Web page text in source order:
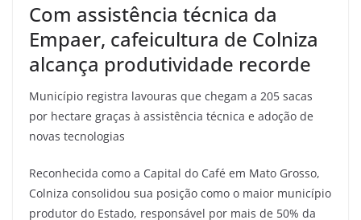
Com assistência técnica da
Empaer, cafeicultura de Colniza
alcança produtividade recorde
Município registra lavouras que chegam a 205 sacas
por hectare graças à assistência técnica e adoção de
novas tecnologias
Reconhecida como a Capital do Café em Mato Grosso,
Colniza consolidou sua posição como o maior município
produtor do Estado, responsável por mais de 50% da